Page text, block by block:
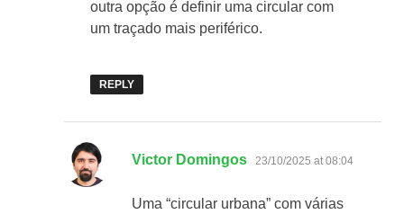
outra opção é definir uma circular com
um traçado mais periférico.
REPLY
Victor Domingos says:
23/10/2025 at 08:04
Uma “circular urbana” com várias